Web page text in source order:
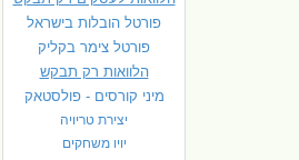
פורטל הובלות בישראל
פורטל צימר בקליק
הלוואות רק תבקש
מיני קורסים - פולסטאק
יצירת טריויה
יויו משחקים